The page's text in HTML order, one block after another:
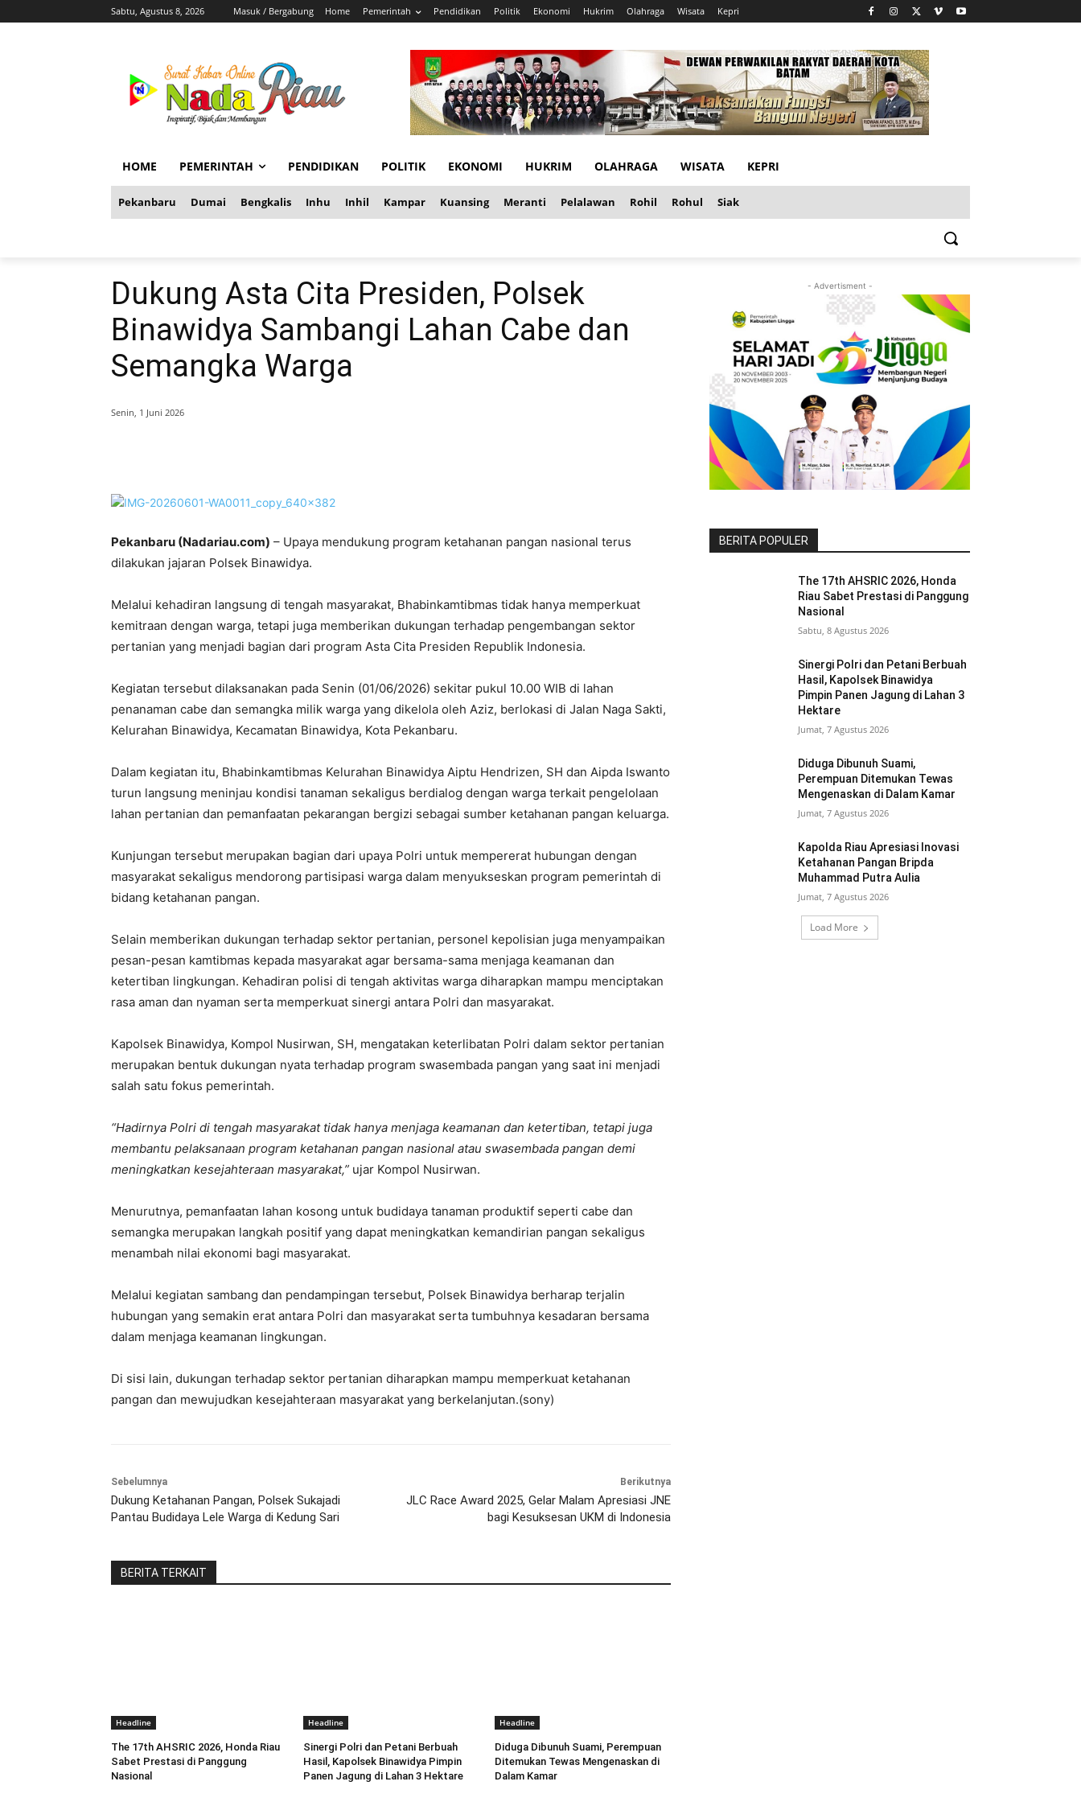
Sabtu, Agustus 8, 2026 Masuk / Bergabung Home Pemerintah Pendidikan Politik Ekonomi Hukrim Olahraga Wisata Kepri
HOME PEMERINTAH PENDIDIKAN POLITIK EKONOMI HUKRIM OLAHRAGA WISATA KEPRI
Pekanbaru Dumai Bengkalis Inhu Inhil Kampar Kuansing Meranti Pelalawan Rohil Rohul Siak
Dukung Asta Cita Presiden, Polsek
Binawidya Sambangi Lahan Cabe dan
Semangka Warga
Senin, 1 Juni 2026
Pekanbaru (Nadariau.com) – Upaya mendukung program ketahanan pangan nasional terus
dilakukan jajaran Polsek Binawidya.
Melalui kehadiran langsung di tengah masyarakat, Bhabinkamtibmas tidak hanya memperkuat
kemitraan dengan warga, tetapi juga memberikan dukungan terhadap pengembangan sektor
pertanian yang menjadi bagian dari program Asta Cita Presiden Republik Indonesia.
Kegiatan tersebut dilaksanakan pada Senin (01/06/2026) sekitar pukul 10.00 WIB di lahan
penanaman cabe dan semangka milik warga yang dikelola oleh Aziz, berlokasi di Jalan Naga Sakti,
Kelurahan Binawidya, Kecamatan Binawidya, Kota Pekanbaru.
Dalam kegiatan itu, Bhabinkamtibmas Kelurahan Binawidya Aiptu Hendrizen, SH dan Aipda Iswanto
turun langsung meninjau kondisi tanaman sekaligus berdialog dengan warga terkait pengelolaan
lahan pertanian dan pemanfaatan pekarangan bergizi sebagai sumber ketahanan pangan keluarga.
Kunjungan tersebut merupakan bagian dari upaya Polri untuk mempererat hubungan dengan
masyarakat sekaligus mendorong partisipasi warga dalam menyukseskan program pemerintah di
bidang ketahanan pangan.
Selain memberikan dukungan terhadap sektor pertanian, personel kepolisian juga menyampaikan
pesan-pesan kamtibmas kepada masyarakat agar bersama-sama menjaga keamanan dan
ketertiban lingkungan. Kehadiran polisi di tengah aktivitas warga diharapkan mampu menciptakan
rasa aman dan nyaman serta memperkuat sinergi antara Polri dan masyarakat.
Kapolsek Binawidya, Kompol Nusirwan, SH, mengatakan keterlibatan Polri dalam sektor pertanian
merupakan bentuk dukungan nyata terhadap program swasembada pangan yang saat ini menjadi
salah satu fokus pemerintah.
“Hadirnya Polri di tengah masyarakat tidak hanya menjaga keamanan dan ketertiban, tetapi juga
membantu pelaksanaan program ketahanan pangan nasional atau swasembada pangan demi
meningkatkan kesejahteraan masyarakat,” ujar Kompol Nusirwan.
Menurutnya, pemanfaatan lahan kosong untuk budidaya tanaman produktif seperti cabe dan
semangka merupakan langkah positif yang dapat meningkatkan kemandirian pangan sekaligus
menambah nilai ekonomi bagi masyarakat.
Melalui kegiatan sambang dan pendampingan tersebut, Polsek Binawidya berharap terjalin
hubungan yang semakin erat antara Polri dan masyarakat serta tumbuhnya kesadaran bersama
dalam menjaga keamanan lingkungan.
Di sisi lain, dukungan terhadap sektor pertanian diharapkan mampu memperkuat ketahanan
pangan dan mewujudkan kesejahteraan masyarakat yang berkelanjutan.(sony)
Sebelumnya
Dukung Ketahanan Pangan, Polsek Sukajadi
Pantau Budidaya Lele Warga di Kedung Sari
Berikutnya
JLC Race Award 2025, Gelar Malam Apresiasi JNE
bagi Kesuksesan UKM di Indonesia
BERITA TERKAIT
Headline
The 17th AHSRIC 2026, Honda Riau
Sabet Prestasi di Panggung
Nasional
Headline
Sinergi Polri dan Petani Berbuah
Hasil, Kapolsek Binawidya Pimpin
Panen Jagung di Lahan 3 Hektare
Headline
Diduga Dibunuh Suami, Perempuan
Ditemukan Tewas Mengenaskan di
Dalam Kamar
- Advertisment -
BERITA POPULER
The 17th AHSRIC 2026, Honda
Riau Sabet Prestasi di Panggung
Nasional
Sabtu, 8 Agustus 2026
Sinergi Polri dan Petani Berbuah
Hasil, Kapolsek Binawidya
Pimpin Panen Jagung di Lahan 3
Hektare
Jumat, 7 Agustus 2026
Diduga Dibunuh Suami,
Perempuan Ditemukan Tewas
Mengenaskan di Dalam Kamar
Jumat, 7 Agustus 2026
Kapolda Riau Apresiasi Inovasi
Ketahanan Pangan Bripda
Muhammad Putra Aulia
Jumat, 7 Agustus 2026
Load More